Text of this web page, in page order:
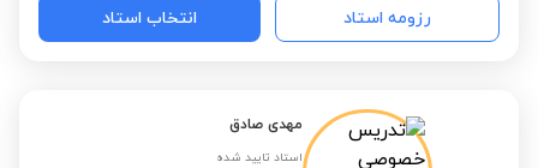
رزومه استاد انتخاب استاد
مهدی صادق
استاد تایید شده